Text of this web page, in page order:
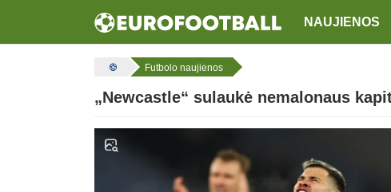
NAUJIENOS
Futbolo naujienos
„Newcastle“ sulaukė nemalonaus